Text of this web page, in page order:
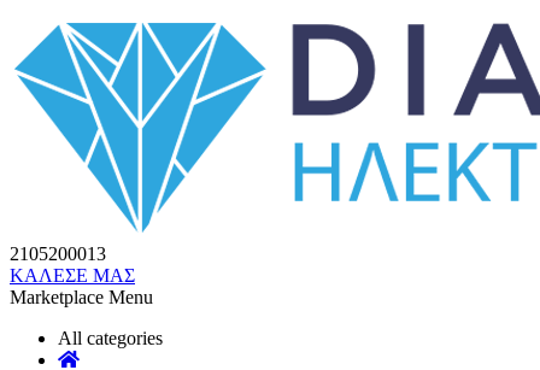
2105200013
ΚΑΛΕΣΕ ΜΑΣ
Marketplace Menu
All categories